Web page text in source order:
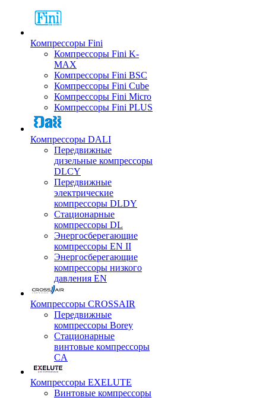
Компрессоры Fini
Компрессоры Fini K-
MAX
Компрессоры Fini BSC
Компрессоры Fini Cube
Компрессоры Fini Micro
Компрессоры Fini PLUS
Компрессоры DALI
Передвижные
дизельные компрессоры
DLCY
Передвижные
электрические
компрессоры DLDY
Стационарные
компрессоры DL
Энергосберегающие
компрессоры EN II
Энергосберегающие
компрессоры низкого
давления EN
Компрессоры CROSSAIR
Передвижные
компрессоры Borey
Стационарные
винтовые компрессоры
CA
Компрессоры EXELUTE
Винтовые компрессоры